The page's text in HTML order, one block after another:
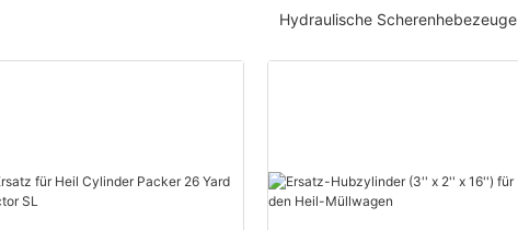
Hydraulische Scherenhebezeuge